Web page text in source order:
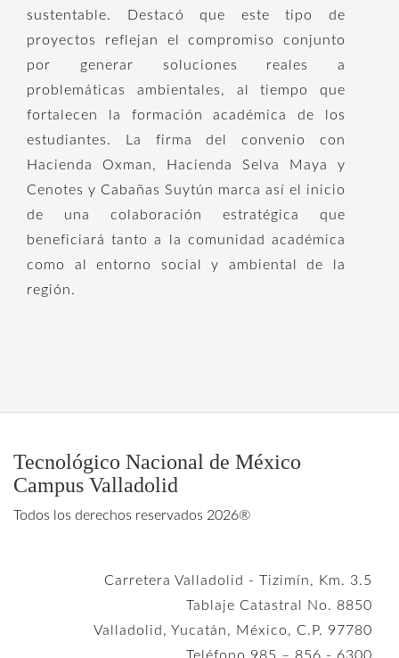
sustentable. Destacó que este tipo de
proyectos reflejan el compromiso conjunto
por generar soluciones reales a
problemáticas ambientales, al tiempo que
fortalecen la formación académica de los
estudiantes. La firma del convenio con
Hacienda Oxman, Hacienda Selva Maya y
Cenotes y Cabañas Suytún marca así el inicio
de una colaboración estratégica que
beneficiará tanto a la comunidad académica
como al entorno social y ambiental de la
región.
Tecnológico Nacional de México
Campus Valladolid
Todos los derechos reservados 2026®
Carretera Valladolid - Tizimín, Km. 3.5
Tablaje Catastral No. 8850
Valladolid, Yucatán, México, C.P. 97780